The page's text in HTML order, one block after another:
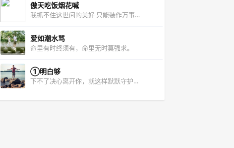
傲天吃饭烟花喊
我抓不住这世间的美好 只能装作万事顺遂的模样.
爱如潮水骂
命里有时终须有，命里无时莫强求。
①明白够
下不了决心离开你，就这样默默守护也是一种选择